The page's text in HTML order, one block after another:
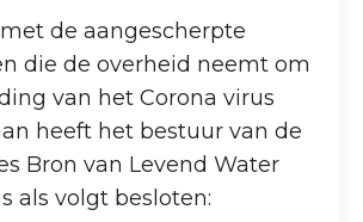
de aangescherpte
die de overheid neemt om
van het Corona virus
heeft het bestuur van de
Bron van Levend Water
als volgt besloten: